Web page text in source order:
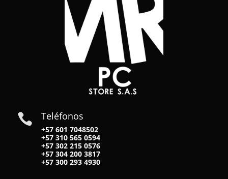
 Teléfonos
+57 601 7048502
+57310 565 0594
+57302 215 0576
+57304 200 3817
+57300 293 4930